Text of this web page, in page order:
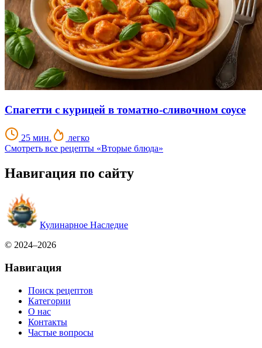
Спагетти с курицей в томатно-сливочном соусе
25 мин.
легко
Смотреть все рецепты «Вторые блюда»
Навигация по сайту
Кулинарное Наследие
© 2024–2026
Навигация
Поиск рецептов
Категории
О нас
Контакты
Частые вопросы